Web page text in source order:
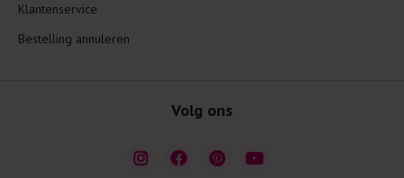
Klantenservice
Bestelling annuleren
Volg ons